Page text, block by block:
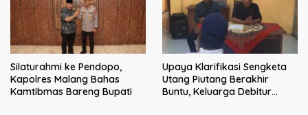
Silaturahmi ke Pendopo,
Kapolres Malang Bahas
Kamtibmas Bareng Bupati
Upaya Klarifikasi Sengketa
Utang Piutang Berakhir
Buntu, Keluarga Debitur